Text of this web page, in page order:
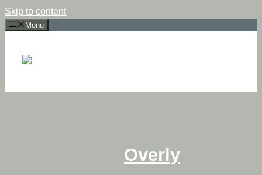
Skip to content
Menu
Overly